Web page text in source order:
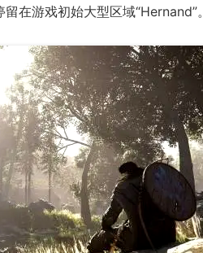
在游戏初始大型区域“Hernand”。